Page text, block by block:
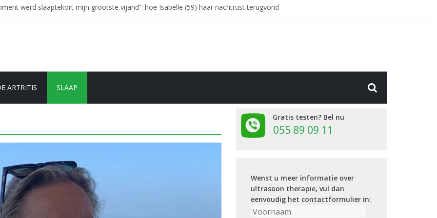
werd slaaptekort mijn grootste vijand”: hoe Isabelle (59) haar nachtrust terugvond
ik die knie eraf hebben, nu huppel ik weer vrolijk door het leven” Charlotte Visch (67)
ervaring: “Dankzij ultrasone therapie ben ik eindelijk verlost van mijn artrosepijn”
ARTRITIS SLAAP
Gratis testen? Bel nu
055 89 09 11
Wenst u meer informatie over
ultrasoon therapie, vul dan
eenvoudig het contactformulier in: